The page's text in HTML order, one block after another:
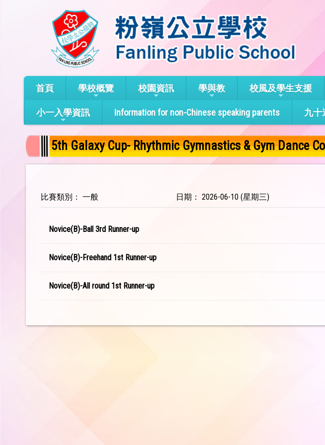
首頁 學校概覽 校園資訊 學與教 校風及學生支援
小一入學資訊 Information for non-Chinese speaking parents 九十
5th Galaxy Cup- Rhythmic Gymnastics & Gym Dance
比賽類別： 一般 日期： 2026-06-10 (星期三)
Novice(B)-Ball 3rd Runner-up
Novice(B)-Freehand 1st Runner-up
Novice(B)-All round 1st Runner-up